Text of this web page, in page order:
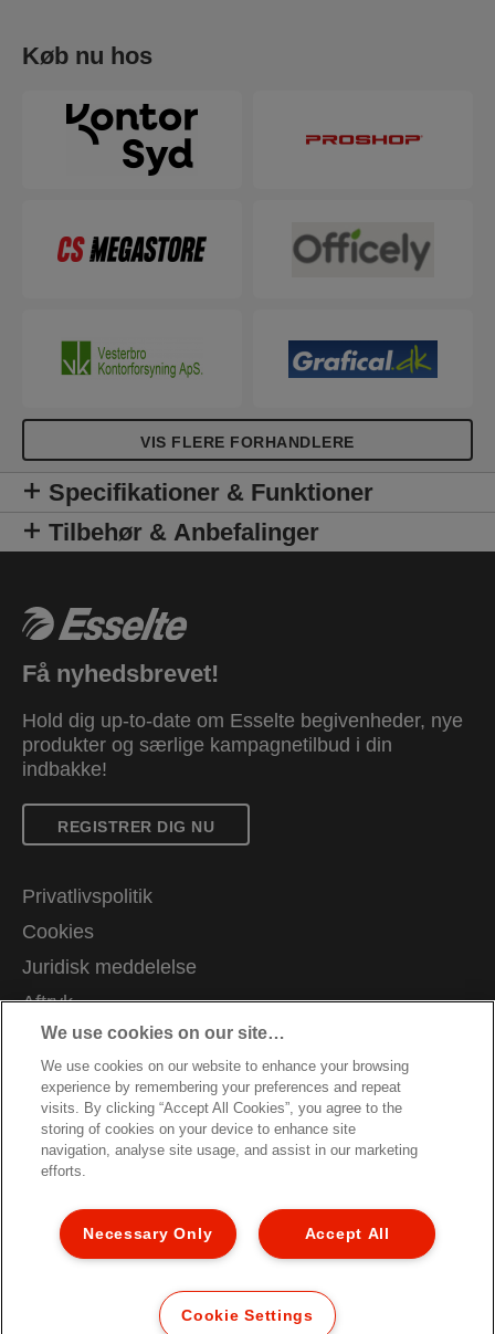
Køb nu hos
VIS FLERE FORHANDLERE
Specifikationer & Funktioner
Tilbehør & Anbefalinger
Få nyhedsbrevet!
Hold dig up-to-date om Esselte begivenheder, nye
produkter og særlige kampagnetilbud i din
indbakke!
REGISTRER DIG NU
Privatlivspolitik
Cookies
Juridisk meddelelse
Aftryk
Administrer mine data
Kundesupport
Karrierer
Garantibetingelser
Overensstemmelseserklæringer
Vejledning om genbrug af emballage
Sitemap
© 2026 ACCO Brands. All Rights Reserved.
We use cookies on our site…
We use cookies on our website to enhance your browsing
experience by remembering your preferences and repeat
visits. By clicking “Accept All Cookies”, you agree to the
storing of cookies on your device to enhance site
navigation, analyse site usage, and assist in our marketing
efforts.
Accept All
Necessary Only
Cookie Settings